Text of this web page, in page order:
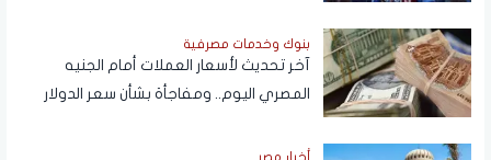
بنوك وخدمات مصرفية
آخر تحديث لأسعار العملات أمام الجنيه
المصري اليوم.. ومفاجأة بشأن سعر الدولار
أخبار مصر